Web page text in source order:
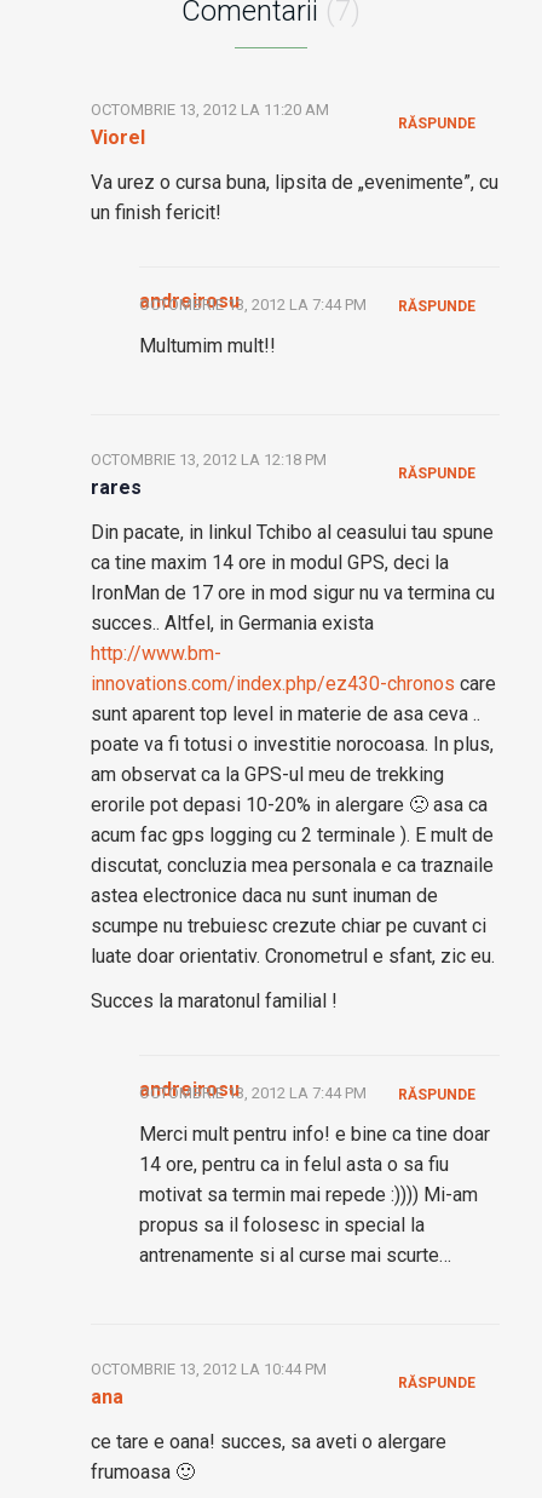
Comentarii (7)
Viorel
OCTOMBRIE 13, 2012 LA 11:20 AM
Va urez o cursa buna, lipsita de „evenimente”, cu
un finish fericit!
RĂSPUNDE
andreirosu
OCTOMBRIE 13, 2012 LA 7:44 PM
Multumim mult!!
RĂSPUNDE
rares
OCTOMBRIE 13, 2012 LA 12:18 PM
Din pacate, in linkul Tchibo al ceasului tau spune
ca tine maxim 14 ore in modul GPS, deci la
IronMan de 17 ore in mod sigur nu va termina cu
succes.. Altfel, in Germania exista
http://www.bm-
innovations.com/index.php/ez430-chronos care
sunt aparent top level in materie de asa ceva ..
poate va fi totusi o investitie norocoasa. In plus,
am observat ca la GPS-ul meu de trekking
erorile pot depasi 10-20% in alergare 🙁 asa ca
acum fac gps logging cu 2 terminale ). E mult de
discutat, concluzia mea personala e ca traznaile
astea electronice daca nu sunt inuman de
scumpe nu trebuiesc crezute chiar pe cuvant ci
luate doar orientativ. Cronometrul e sfant, zic eu.
Succes la maratonul familial !
RĂSPUNDE
andreirosu
OCTOMBRIE 13, 2012 LA 7:44 PM
Merci mult pentru info! e bine ca tine doar
14 ore, pentru ca in felul asta o sa fiu
motivat sa termin mai repede :)))) Mi-am
propus sa il folosesc in special la
antrenamente si al curse mai scurte…
RĂSPUNDE
ana
OCTOMBRIE 13, 2012 LA 10:44 PM
ce tare e oana! succes, sa aveti o alergare
frumoasa 🙂
RĂSPUNDE